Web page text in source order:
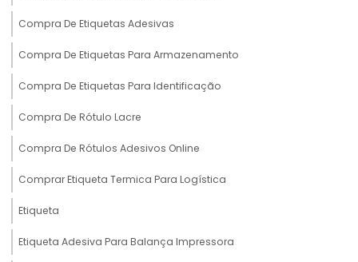
Compra De Etiquetas Adesivas
Compra De Etiquetas Para Armazenamento
Compra De Etiquetas Para Identificação
Compra De Rótulo Lacre
Compra De Rótulos Adesivos Online
Comprar Etiqueta Termica Para Logística
Etiqueta
Etiqueta Adesiva Para Balança Impressora